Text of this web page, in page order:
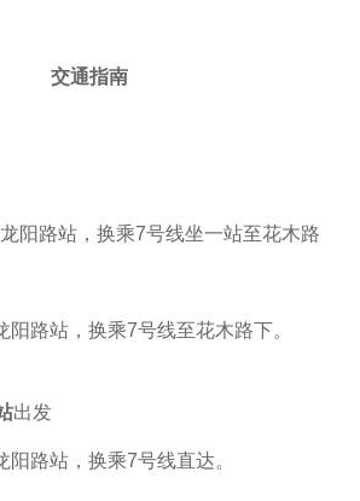
交通指南
阳路站，换乘7号线坐一站至花木路
阳路站，换乘7号线至花木路下。
出发
阳路站，换乘7号线直达。